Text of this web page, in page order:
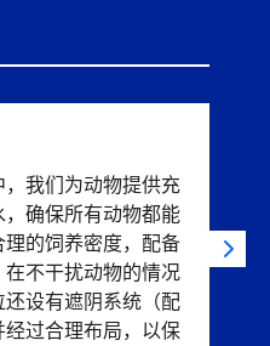
我们为动物提供充
确保所有动物都能
的饲养密度，配备
不干扰动物的情况
设有遮阴系统（配
过合理布局，以保